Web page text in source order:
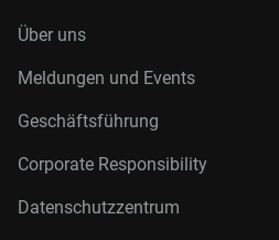
Über uns
Meldungen und Events
Geschäftsführung
Corporate Responsibility
Datenschutzzentrum